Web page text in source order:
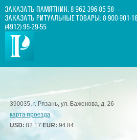
ЗАКАЗАТЬ ПАМЯТНИК:8-962-396-85-58
ЗАКАЗАТЬ РИТУАЛЬНЫЕ ТОВАРЫ:8-900-901-
(4912) 95-29-55
390035, г. Рязань, ул. Баженова, д. 26
карта проезда
USD: 82.17 EUR: 94.84